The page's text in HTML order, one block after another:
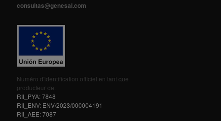
consultas@genesal.com
Numéro d'identification officiel en tant que
producteur de:
RII_PYA: 7848
RII_ENV: ENV/2023/000004191
RII_AEE: 7087